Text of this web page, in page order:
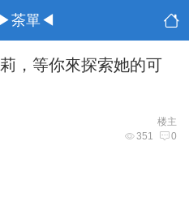
茶單◀
，等你來探索她的可
楼主
351 0